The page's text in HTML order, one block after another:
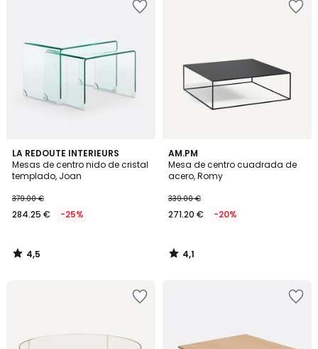
LA REDOUTE INTERIEURS
Mesas de centro nido de cristal
templado, Joan
379.00 €
284.25 € -25%
4,5
/ 5
4,5
/
AM.PM
Mesa de centro cuadrada de
acero, Romy
339.00 €
271.20 € -20%
4,1
/ 5
4,1
/